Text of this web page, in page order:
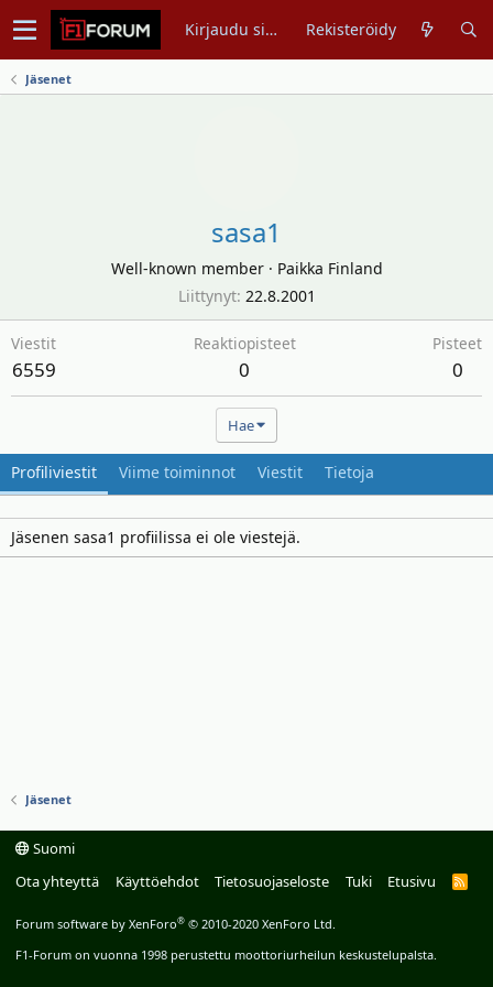
Kirjaudu sisään Rekisteröidy
Jäsenet
sasa1
Well-known member · Paikka Finland
Liittynyt 22.8.2001
Viestit
6559
Reaktiopisteet
0
Pisteet
0
Hae
Profiliviestit Viime toiminnot Viestit Tietoja
Jäsenen sasa1 profiilissa ei ole viestejä.
Jäsenet
Suomi
Ota yhteyttä
Käyttöehdot Tietosuojaseloste Tuki Etusivu
R
Forum software by XenForo® © 2010-2020 XenForo Ltd.
F1-Forum on vuonna 1998 perustettu moottoriurheilun keskustelupalsta.